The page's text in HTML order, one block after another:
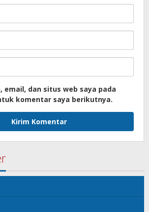
email, dan situs web saya pada
komentar saya berikutnya.